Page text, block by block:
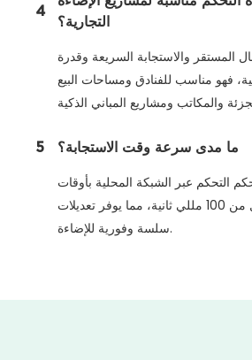
4
التجارية؟
المستقر والاستجابة السريعة وقدرة
فهو مناسب للفنادق ومساحات البيع
5 ما مدى سرعة وقت الاستجابة؟
التحكم عبر الشبكة المحلية بأوقات
استجابة أقل من 100 مللي ثانية، مما يوفر تعديلات
سلسة وفورية للإضاءة.